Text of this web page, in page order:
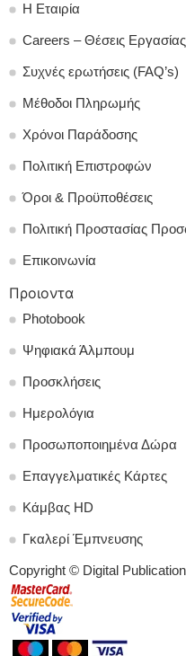
Η Εταιρία
Careers – Θέσεις Εργασίας
Συχνές ερωτήσεις (FAQ’s)
Μέθοδοι Πληρωμής
Χρόνοι Παράδοσης
Πολιτική Επιστροφών
Όροι & Προϋποθέσεις
Πολιτική Προστασίας
Επικοινωνία
Προιοντα
Photobook
Ψηφιακά Άλμπουμ
Προσκλήσεις
Ημερολόγια
Προσωποποιημένα Δώρα
Επαγγελματικές Κάρτες
Κάμβας HD
Γκαλερί Έμπνευσης
Copyright © Digital